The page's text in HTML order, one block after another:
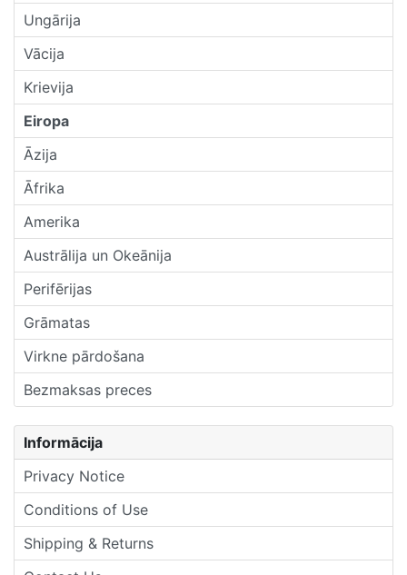
Ungārija
Vācija
Krievija
Eiropa
Āzija
Āfrika
Amerika
Austrālija un Okeānija
Perifērijas
Grāmatas
Virkne pārdošana
Bezmaksas preces
Informācija
Privacy Notice
Conditions of Use
Shipping & Returns